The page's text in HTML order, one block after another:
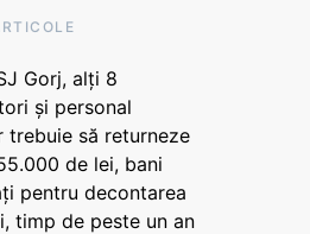
Gorj, alți 8
și personal
trebuie să returneze
de lei, bani
pentru decontarea
timp de peste un an